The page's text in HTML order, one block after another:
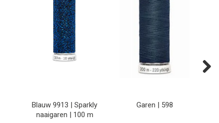
Blauw 9913 | Sparkly
naaigaren | 100 m
Garen | 598